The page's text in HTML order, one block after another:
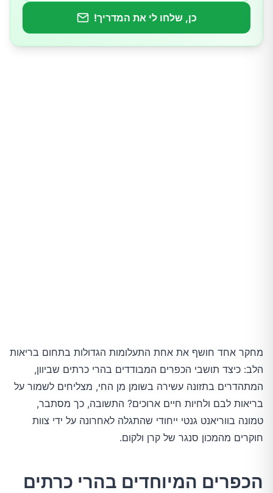
חשיבות המחקר באוכלוסיות מבודדות
כן, שלחו לי את המדריך!
מחקר אחד חושף את אחת התעלומות הגדולות בתחום בריאות
הלב: כיצד תושבי הכפרים המבודדים בהרי כרתים שביוון,
המתהדרים בתזונה עשירה בשומן מן החי, מצליחים לשמור על
בריאות לבם ולחיות חיים ארוכים? התשובה, כך מסתבר,
טמונה בווריאנט גנטי ייחודי שהתגלה לאחרונה על ידי צוות
חוקרים מהמכון סנגר של קרן ולקום.
הכפרים המיוחדים בהרי כרתים